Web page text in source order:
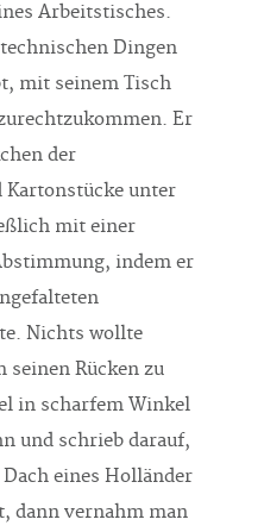
Arbeitstisches.
Dingen
mit seinem Tisch
Er
der
unter
mit einer
indem er
Nichts wollte
seinen Rücken zu
in scharfem Winkel
und schrieb darauf,
eines Holländer
dann vernahm man